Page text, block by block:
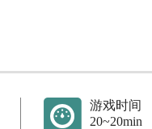
游戏时间
20~20min